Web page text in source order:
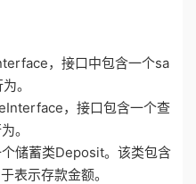
，接口中包含一个sa
。
，接口包含一个查
。
储蓄类Deposit。该类包含
表示存款金额。